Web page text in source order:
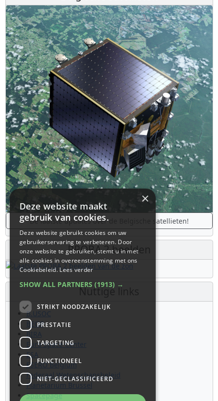
De laatste updates over de Belgische satellieten!
PROBA 2 beelden
Nuttige links
B.USOC
BEOP
BIRA
Euro Space Center
ESA
ESERO Belgium
Federaal Wetenschapsbeleid
Planetarium Brussel
Spacepage
×
Deze website maakt
gebruik van cookies.
Deze website gebruikt cookies om uw
gebruikerservaring te verbeteren. Door
onze website te gebruiken, stemt u in met
alle cookies in overeenstemming met ons
Cookiebeleid.Lees verder
SHOW ALL PARTNERS (1913) →
STRIKT NOODZAKELIJK
PRESTATIE
TARGETING
FUNCTIONEEL
NIET-GECLASSIFICEERD